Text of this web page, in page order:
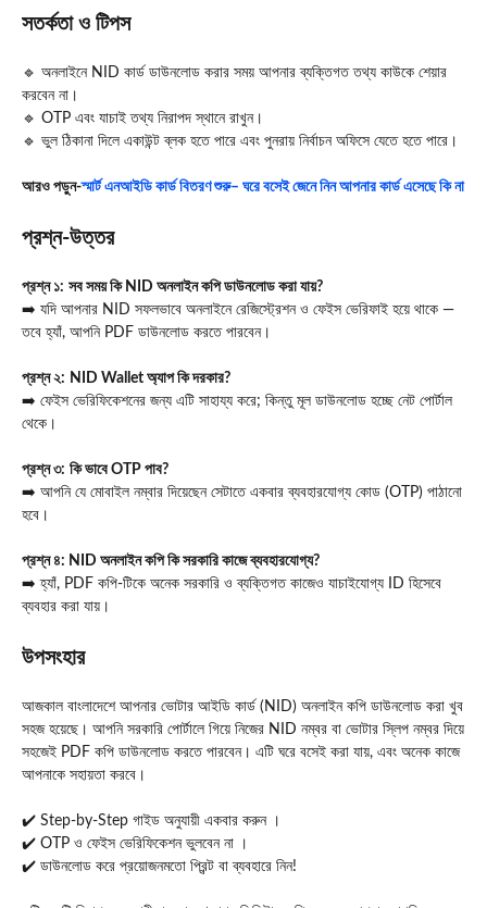
সতর্কতা ও টিপস
🔹 অনলাইনে NID কার্ড ডাউনলোড করার সময় আপনার ব্যক্তিগত তথ্য কাউকে শেয়ার
করবেন না।
🔹 OTP এবং যাচাই তথ্য নিরাপদ স্থানে রাখুন।
🔹 ভুল ঠিকানা দিলে একাউন্ট ব্লক হতে পারে এবং পুনরায় নির্বাচন অফিসে যেতে হতে পারে।
আরও পড়ুন-স্মার্ট এনআইডি কার্ড বিতরণ শুরু– ঘরে বসেই জেনে নিন আপনার কার্ড এসেছে কি না
প্রশ্ন‑উত্তর
প্রশ্ন ১: সব সময় কি NID অনলাইন কপি ডাউনলোড করা যায়?
➡️ যদি আপনার NID সফলভাবে অনলাইনে রেজিস্ট্রেশন ও ফেইস ভেরিফাই হয়ে থাকে —
তবে হ্যাঁ, আপনি PDF ডাউনলোড করতে পারবেন।
প্রশ্ন ২: NID Wallet অ্যাপ কি দরকার?
➡️ ফেইস ভেরিফিকেশনের জন্য এটি সাহায্য করে; কিন্তু মূল ডাউনলোড হচ্ছে নেট পোর্টাল
থেকে।
প্রশ্ন ৩: কি ভাবে OTP পাব?
➡️ আপনি যে মোবাইল নম্বার দিয়েছেন সেটাতে একবার ব্যবহারযোগ্য কোড (OTP) পাঠানো
হবে।
প্রশ্ন ৪: NID অনলাইন কপি কি সরকারি কাজে ব্যবহারযোগ্য?
➡️ হ্যাঁ, PDF কপি‑টিকে অনেক সরকারি ও ব্যক্তিগত কাজেও যাচাইযোগ্য ID হিসেবে
ব্যবহার করা যায়।
উপসংহার
আজকাল বাংলাদেশে আপনার ভোটার আইডি কার্ড (NID) অনলাইন কপি ডাউনলোড করা খুব
সহজ হয়েছে। আপনি সরকারি পোর্টালে গিয়ে নিজের NID নম্বর বা ভোটার স্লিপ নম্বর দিয়ে
সহজেই PDF কপি ডাউনলোড করতে পারবেন। এটি ঘরে বসেই করা যায়, এবং অনেক কাজে
আপনাকে সহায়তা করবে।
✔️ Step‑by‑Step গাইড অনুযায়ী একবার করুন ।
✔️ OTP ও ফেইস ভেরিফিকেশন ভুলবেন না ।
✔️ ডাউনলোড করে প্রয়োজনমতো প্রিন্ট বা ব্যবহারে নিন!